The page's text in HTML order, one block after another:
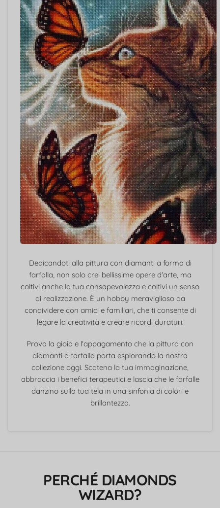
Dedicandoti alla pittura con diamanti a forma di
farfalla, non solo crei bellissime opere d'arte, ma
coltivi anche la tua consapevolezza e coltivi un senso
di realizzazione. È un hobby meraviglioso da
condividere con amici e familiari, che ti consente di
legare la creatività e creare ricordi duraturi.
Prova la gioia e l'appagamento che la pittura con
diamanti a farfalla porta esplorando la nostra
collezione oggi. Scatena la tua immaginazione,
abbraccia i benefici terapeutici e lascia che le farfalle
danzino sulla tua tela in una sinfonia di colori e
brillantezza.
PERCHÉ DIAMONDS
WIZARD?